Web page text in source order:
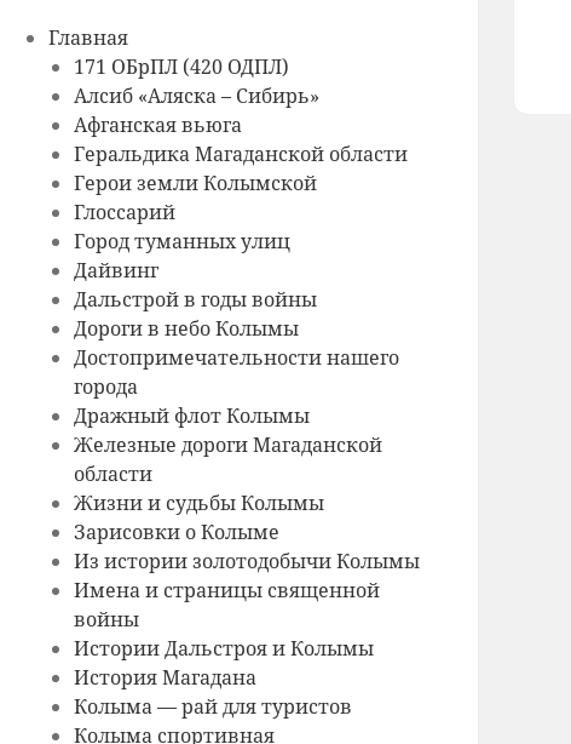
Главная
171 ОБрПЛ (420 ОДПЛ)
Алсиб «Аляска – Сибирь»
Афганская вьюга
Геральдика Магаданской области
Герои земли Колымской
Глоссарий
Город туманных улиц
Дайвинг
Дальстрой в годы войны
Дороги в небо Колымы
Достопримечательности нашего
города
Дражный флот Колымы
Железные дороги Магаданской
области
Жизни и судьбы Колымы
Зарисовки о Колыме
Из истории золотодобычи Колымы
Имена и страницы священной
войны
Истории Дальстроя и Колымы
История Магадана
Колыма — рай для туристов
Колыма спортивная